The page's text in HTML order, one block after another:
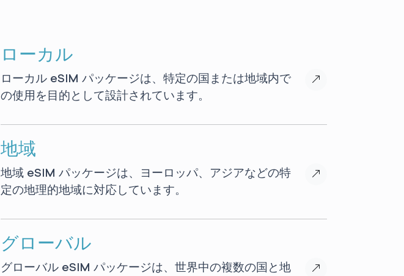
ローカル
ローカル eSIM パッケージは、特定の国または地域内で
の使用を目的として設計されています。
地域
地域 eSIM パッケージは、ヨーロッパ、アジアなどの特
定の地理的地域に対応しています。
グローバル
グローバル eSIM パッケージは、世界中の複数の国と地